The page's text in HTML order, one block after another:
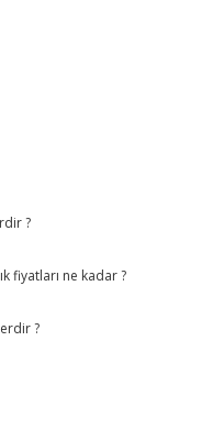
?
fiyatları ne kadar ?
?